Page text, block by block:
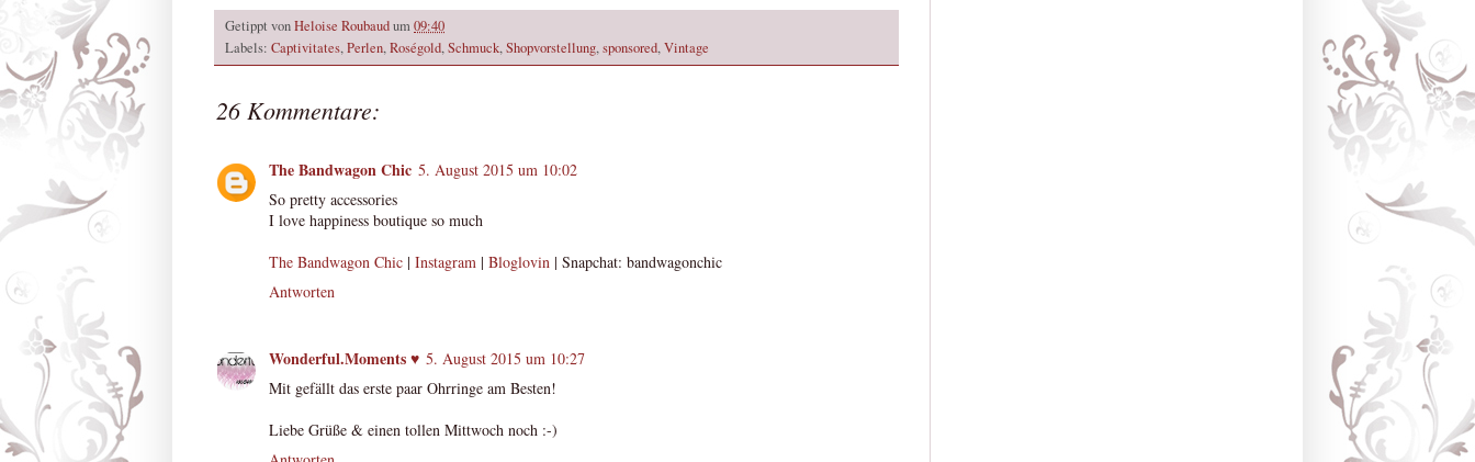
Getippt vonHeloise Roubaudum09:40
Labels: Captivitates,Perlen,Roségold,Schmuck,Shopvorstellung,sponsored,Vintage
26 Kommentare:
The Bandwagon Chic 5. August 2015 um 10:02
So pretty accessories
I love happiness boutique so much
The Bandwagon Chic | Instagram | Bloglovin | Snapchat: bandwagonchic
Antworten
Wonderful.Moments ♥ 5. August 2015 um 10:27
Mit gefällt das erste paar Ohrringe am Besten!
Liebe Grüße & einen tollen Mittwoch noch :-)